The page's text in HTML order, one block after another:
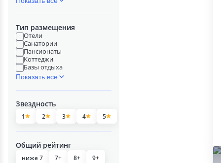
Тип размещения
Отели
Санатории
Пансионаты
Коттеджи
Базы отдыха
Показать все
Звездность
1 2 3 4 5
Общий рейтинг
ниже 7 7+ 8+ 9+